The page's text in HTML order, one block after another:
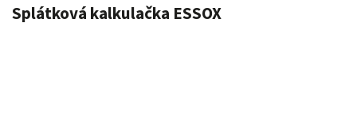
Splátková kalkulačka ESSOX